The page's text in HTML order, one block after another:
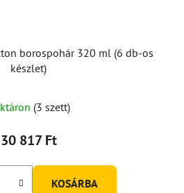
borospohár 320 ml (6 db-os
készlet)
(3 szett)
30 817 Ft
KOSÁRBA